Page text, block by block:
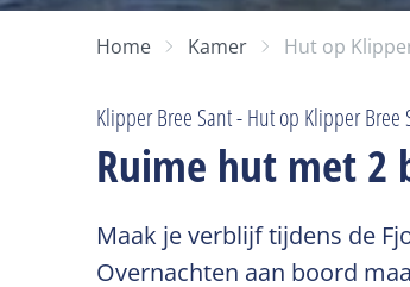
Home Kamer Hut op
Klipper Bree Sant - Hut op Klipper
Ruime hut met 2
Maak je verblijf tijdens de
Overnachten aan boord